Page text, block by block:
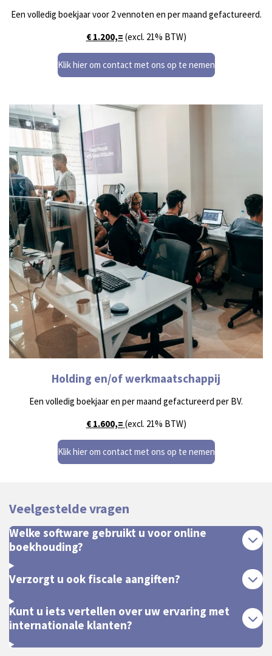
Een volledig boekjaar voor 2 vennoten en per maand gefactureerd.
€ 1.200,= (excl. 21% BTW)
Klik hier om contact met ons op te nemen
Holding en/of werkmaatschappij
Een volledig boekjaar en per maand gefactureerd per BV.
€ 1.600,= (excl. 21% BTW)
Klik hier om contact met ons op te nemen
Veelgestelde vragen
Welke software gebruikt u voor online
boekhouding?
Verzorgt u ook fiscale aangiften?
Kunt u iets vertellen over uw ervaring met
internationale klanten?